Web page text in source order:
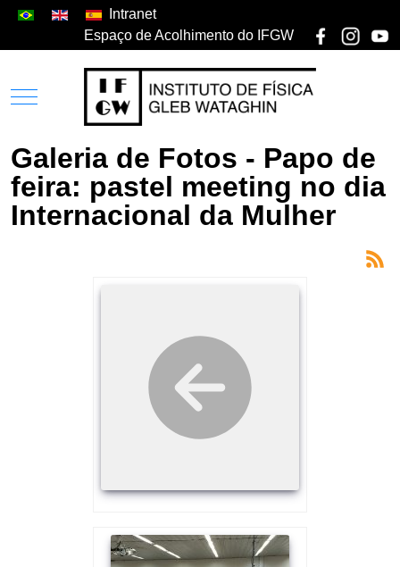
Intranet
Espaço de Acolhimento do IFGW
Galeria de Fotos - Papo de
feira: pastel meeting no dia
Internacional da Mulher